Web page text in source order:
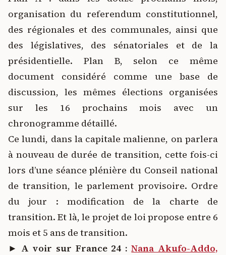
organisation du referendum constitutionnel,
des régionales et des communales, ainsi que
des législatives, des sénatoriales et de la
présidentielle. Plan B, selon ce même
document considéré comme une base de
discussion, les mêmes élections organisées
sur les 16 prochains mois avec un
chronogramme détaillé.
Ce lundi, dans la capitale malienne, on parlera
à nouveau de durée de transition, cette fois-ci
lors d’une séance plénière du Conseil national
de transition, le parlement provisoire. Ordre
du jour : modification de la charte de
transition. Et là, le projet de loi propose entre 6
mois et 5 ans de transition.
► A voir sur France 24 : Nana Akufo-Addo,